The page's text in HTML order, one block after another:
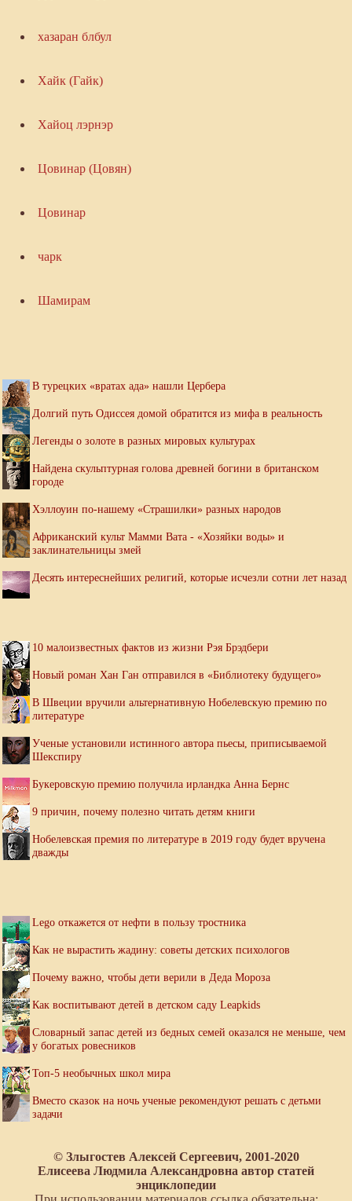
хазаран блбул
Хайк (Гайк)
Хайоц лэрнэр
Цовинар (Цовян)
Цовинар
чарк
Шамирам
В турецких «вратах ада» нашли Цербера
Долгий путь Одиссея домой обратится из мифа в реальность
Легенды о золоте в разных мировых культурах
Найдена скульптурная голова древней богини в британском
городе
Хэллоуин по-нашему «Страшилки» разных народов
Африканский культ Мамми Вата - «Хозяйки воды» и
заклинательницы змей
Десять интереснейших религий, которые исчезли сотни лет назад
10 малоизвестных фактов из жизни Рэя Брэдбери
Новый роман Хан Ган отправился в «Библиотеку будущего»
В Швеции вручили альтернативную Нобелевскую премию по
литературе
Ученые установили истинного автора пьесы, приписываемой
Шекспиру
Букеровскую премию получила ирландка Анна Бернс
9 причин, почему полезно читать детям книги
Нобелевская премия по литературе в 2019 году будет вручена
дважды
Lego откажется от нефти в пользу тростника
Как не вырастить жадину: советы детских психологов
Почему важно, чтобы дети верили в Деда Мороза
Как воспитывают детей в детском саду Leapkids
Словарный запас детей из бедных семей оказался не меньше, чем
у богатых ровесников
Топ-5 необычных школ мира
Вместо сказок на ночь ученые рекомендуют решать с детьми
задачи
© Злыгостев Алексей Сергеевич, 2001-2020
Елисеева Людмила Александровна автор статей
энциклопедии